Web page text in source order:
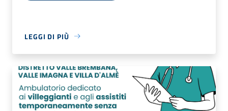
LEGGI DI PIÙ